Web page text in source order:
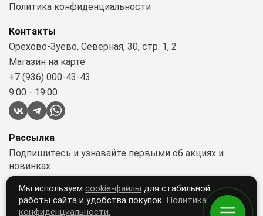
Контакты
Орехово-Зуево, Северная, 30, стр. 1, 2
Магазин на карте
+7 (936) 000-43-43
9:00 - 19:00
Политика конфиденциальности
Рассылка
Подпишитесь и узнавайте первыми об акциях и
новинках
Подписываясь, вы принимаете условия
Мы используемcookie-файлы для стабильной
работы сайта и удобства покупок. Политика
конфиденциальности.